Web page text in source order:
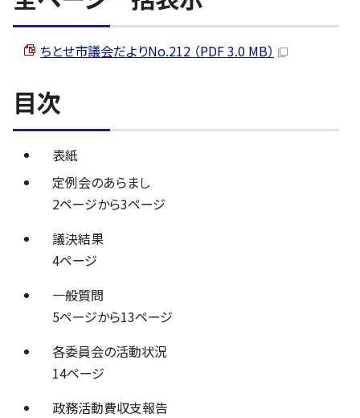
ちとせ市議会だよりNo.212 （PDF 3.0 MB）
目次
表紙
定例会のあらまし
2ページから3ページ
議決結果
4ページ
一般質問
5ページから13ページ
各委員会の活動状況
14ページ
政務活動費収支報告